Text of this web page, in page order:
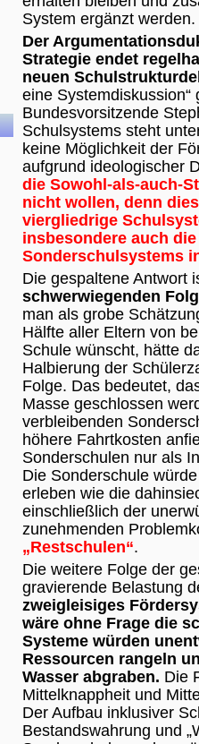
System ergänzt werden.
Der
Strategie endet
neuen
eine
Bundesvorsitzende
Schulsystems steht
keine Möglichkeit der
aufgrund ideologischer
die Sowohl-als-auch-
nicht wollen, denn
viergliedrige
insbesondere auch
Sonderschulsystems
Die gespaltene Antwort
schwerwiegenden
man als grobe
Hälfte aller Eltern von
Schule wünscht, hätte
Halbierung der
Folge. Das bedeutet,
Masse geschlossen
verbleibenden
höhere Fahrtkosten
Sonderschulen nur als
Die Sonderschule
erleben wie die
einschließlich der
zunehmenden
„Restschulen“.
Die weitere Folge der
gravierende Belastung
zweigleisiges
wäre ohne Frage die
Systeme würden
Ressourcen rangeln
Wasser abgraben. Die
Mittelknappheit und
Der Aufbau inklusiver
Bestandswahrung und